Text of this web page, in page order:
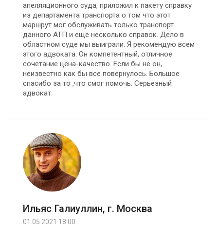
апелляционного суда, приложил к пакету справку
из департамента транспорта о том что этот
маршрут мог обслуживать только транспорт
данного АТП и еще несколько справок. Дело в
областном суде мы выиграли. Я рекомендую всем
этого адвоката. Он компетентный, отличное
сочетание цена-качество. Если бы не он,
неизвестно как бы все повернулось. Большое
спасибо за то ,что смог помочь. Серьезный
адвокат.
Ильяс Галиуллин, г. Москва
01.05.2021 18:00